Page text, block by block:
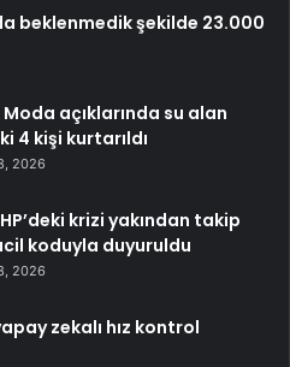
beklenmedik şekilde 23.000
açıklarında su alan
4 kişi kurtarıldı
2026
krizi yakından takip
koduyla duyuruldu
2026
zekalı hız kontrol